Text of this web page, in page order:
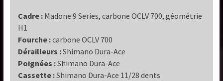
Cadre : Madone 9 Series, carbone OCLV 700, géométrie
H1
Fourche :carbone OCLV 700
Dérailleurs :Shimano Dura-Ace
Poignées :Shimano Dura-Ace
Cassette :Shimano Dura-Ace 11/28 dents